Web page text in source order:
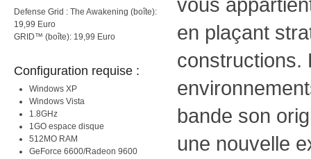
Defense Grid : The Awakening (boîte):
19,99 Euro
GRID™ (boîte): 19,99 Euro
Configuration requise :
Windows XP
Windows Vista
1.8GHz
1GO espace disque
512MO RAM
GeForce 6600/Radeon 9600
en plaçant
constructions.
bande son
une nouvelle